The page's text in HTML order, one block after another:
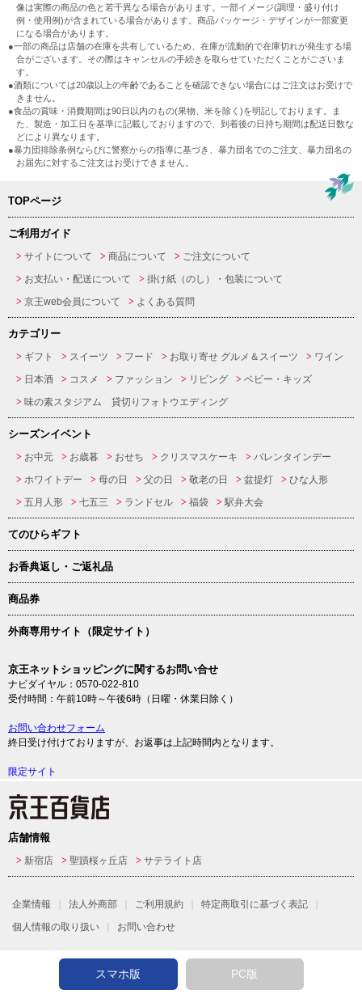
像は実際の商品の色と若干異なる場合があります。一部イメージ(調理・盛り付け
例・使用例)が含まれている場合があります。商品パッケージ・デザインが一部変更
になる場合があります。
●一部の商品は店舗の在庫を共有しているため、在庫が流動的で在庫切れが発生する場
合がございます。その際はキャンセルの手続きを取らせていただくことがございま
す。
●酒類については20歳以上の年齢であることを確認できない場合にはご注文はお受けで
きません。
●食品の賞味・消費期間は90日以内のもの(果物、米を除く)を明記しております。ま
た、製造・加工日を基準に記載しておりますので、到着後の日持ち期間は配送日数な
どにより異なります。
●暴力団排除条例ならびに警察からの指導に基づき、暴力団名でのご注文、暴力団名の
お届先に対するご注文はお受けできません。
TOPページ
ご利用ガイド
サイトについて 商品について
ご注文について
お支払い・配送について
掛け紙（のし）・包装について
京王web会員について
よくある質問
カテゴリー
ギフト スイーツ フード お取り寄せ グルメ＆スイーツ
ワイン
日本酒
コスメ ファッション リビング
ベビー・キッズ
味の素スタジアム 貸切りフォトウエディング
シーズンイベント
お中元 お歳暮 おせち クリスマスケーキ
バレンタインデー
ホワイトデー
母の日 父の日 敬老の日 盆提灯
ひな人形
五月人形
七五三 ランドセル 福袋 駅弁大会
てのひらギフト
お香典返し・ご返礼品
商品券
外商専用サイト（限定サイト）
京王ネットショッピングに関するお問い合せ
ナビダイヤル：0570-022-810
受付時間：午前10時～午後6時（日曜・休業日除く）
お問い合わせフォーム
終日受け付けておりますが、お返事は上記時間内となります。
限定サイト
店舗情報
新宿店 聖蹟桜ヶ丘店 サテライト店
企業情報 法人外商部 ご利用規約
特定商取引に基づく表記
個人情報の取り扱い
お問い合わせ
スマホ版 PC版